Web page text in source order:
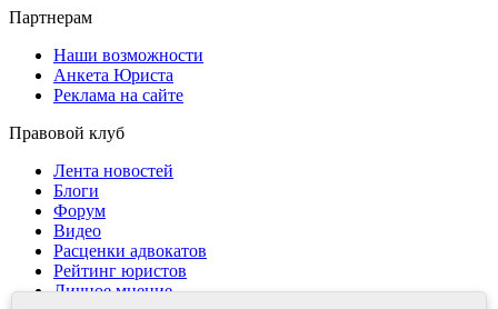
Партнерам
Наши возможности
Анкета Юриста
Реклама на сайте
Правовой клуб
Лента новостей
Блоги
Форум
Видео
Расценки адвокатов
Рейтинг юристов
Личное мнение